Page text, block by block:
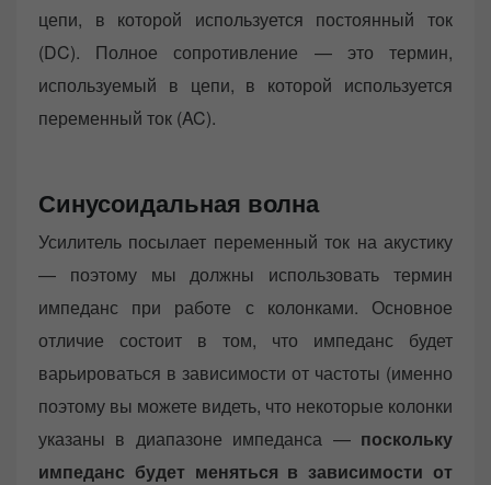
цепи, в которой используется постоянный ток
(DC). Полное сопротивление — это термин,
используемый в цепи, в которой используется
переменный ток (AC).
Синусоидальная волна
Усилитель посылает переменный ток на акустику
— поэтому мы должны использовать термин
импеданс при работе с колонками. Основное
отличие состоит в том, что импеданс будет
варьироваться в зависимости от частоты (именно
поэтому вы можете видеть, что некоторые колонки
указаны в диапазоне импеданса — поскольку
импеданс будет меняться в зависимости от